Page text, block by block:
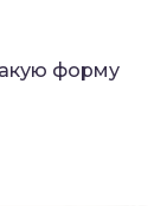
форму